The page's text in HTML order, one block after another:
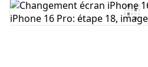
Ajouter un commentaire